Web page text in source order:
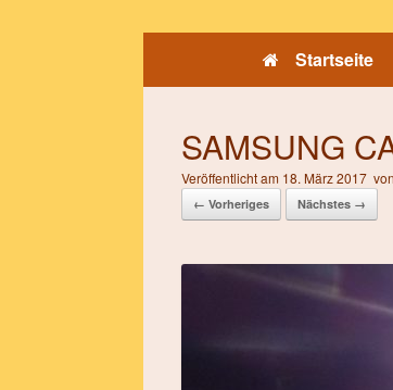
Startseite
SAMSUNG
Veröffentlicht am 18. März 2017 von
← Vorheriges Nächstes →